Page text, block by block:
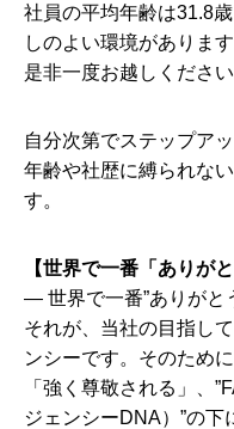
社員の平均年齢は31.8
しのよい環境があります
是非一度お越しください
自分次第でステップア
年齢や社歴に縛られな
す。
【世界で一番「ありが
― 世界で一番”ありがと
それが、当社の目指し
ンシーです。そのため
「強く尊敬される」、
ジェンシーDNA）”の下